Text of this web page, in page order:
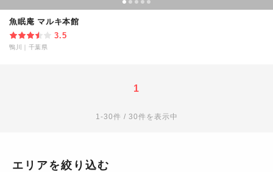
魚眠庵 マルキ本館
3.5
鴨川 千葉県
1
1-30件 / 30件を表示中
エリアを絞り込む